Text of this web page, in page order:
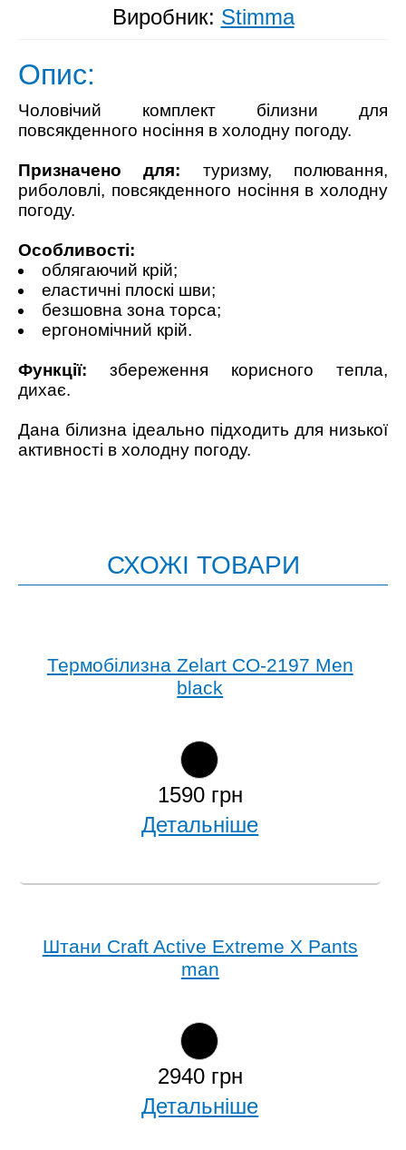
Виробник: Stimma
Опис:
Чоловічий комплект білизни для
повсякденного носіння в холодну погоду.
Призначено для: туризму, полювання,
риболовлі, повсякденного носіння в холодну
погоду.
Особливості:
облягаючий крій;
еластичні плоскі шви;
безшовна зона торса;
ергономічний крій.
Функції: збереження корисного тепла,
дихає.
Дана білизна ідеально підходить для низької
активності в холодну погоду.
СХОЖІ ТОВАРИ
Термобілизна Zelart CO-2197 Men
black
1590 грн
Детальніше
Штани Craft Active Extreme X Pants
man
2940 грн
Детальніше